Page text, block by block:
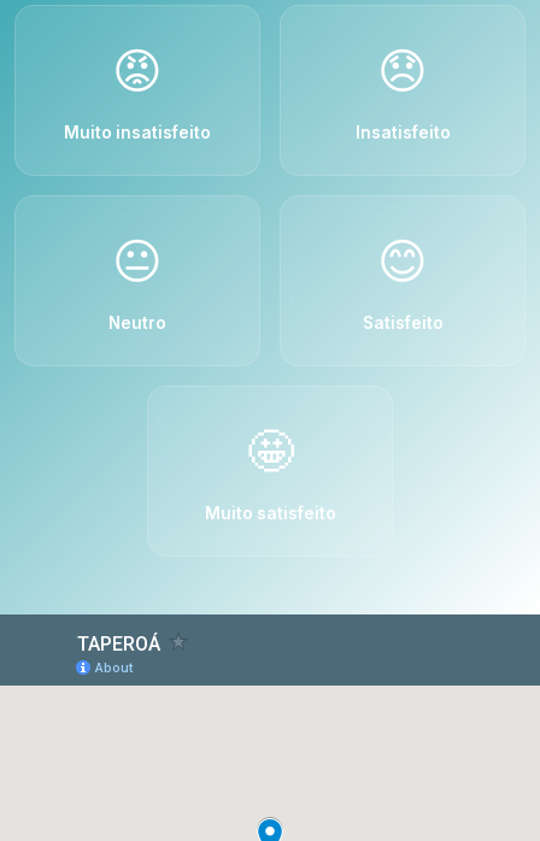
😡
Muito insatisfeito
😞
Insatisfeito
😐
Neutro
😊
Satisfeito
🤩
Muito satisfeito